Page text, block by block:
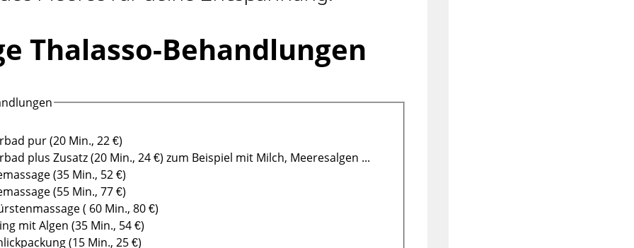
Thalasso-Behandlungen
pur (20 Min., 22 €)
plus Zusatz (20 Min., 24 €) zum Beispiel mit Milch, Meeresalgen ...
(35 Min., 52 €)
(55 Min., 77 €)
( 60 Min., 80 €)
mit Algen (35 Min., 54 €)
(15 Min., 25 €)